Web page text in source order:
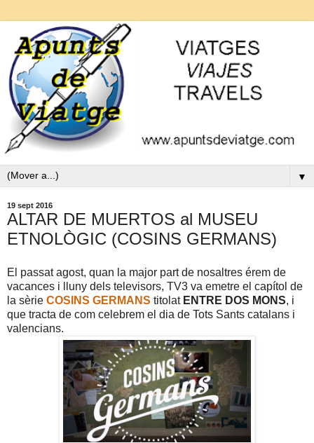
▼
19 sept 2016
ALTAR DE MUERTOS al MUSEU
ETNOLÒGIC (COSINS GERMANS)
El passat agost, quan la major part de nosaltres érem de
vacances i lluny dels televisors, TV3 va emetre el capítol de
la sèrie COSINS GERMANS titolat ENTRE DOS MONS, i
que tracta de com celebrem el dia de Tots Sants catalans i
valencians.